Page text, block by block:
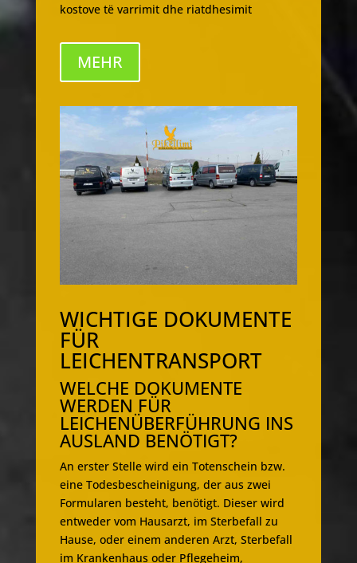
kostove të varrimit dhe riatdhesimit
MEHR
WICHTIGE DOKUMENTE
FÜR
LEICHENTRANSPORT
WELCHE DOKUMENTE
WERDEN FÜR
LEICHENÜBERFÜHRUNG INS
AUSLAND BENÖTIGT?
An erster Stelle wird ein Totenschein bzw.
eine Todesbescheinigung, der aus zwei
Formularen besteht, benötigt. Dieser wird
entweder vom Hausarzt, im Sterbefall zu
Hause, oder einem anderen Arzt, Sterbefall
im Krankenhaus oder Pflegeheim,